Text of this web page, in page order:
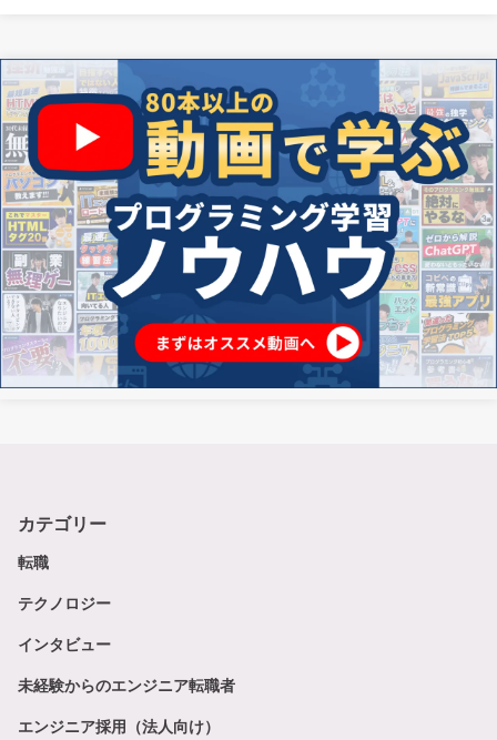
カテゴリー
転職
テクノロジー
インタビュー
未経験からのエンジニア転職者
エンジニア採用（法人向け）